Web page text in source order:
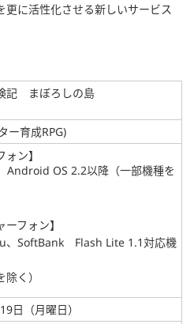
に活性化させる新しいサービス
記 まぼろしの島
ー育成RPG)
ォン】
Android OS 2.2以降（一部機種を
ーフォン】
、SoftBank Flash Lite 1.1対応機
除く）
日（月曜日）